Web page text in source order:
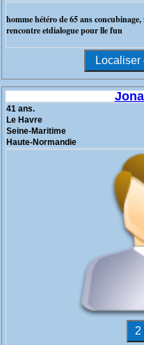
homme hétéro de 65 ans
rencontre etdialogue pour lle fun
41 ans.
Le Havre
Seine-Maritime
Haute-Normandie